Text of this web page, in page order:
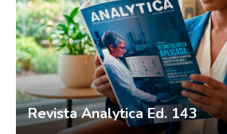
Revista Analytica Ed. 143